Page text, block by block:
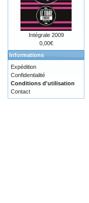
Intégrale 2009
0,00€
Informations
Expédition
Confidentialité
Conditions d'utilisation
Contact